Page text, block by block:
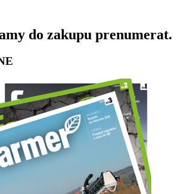
do zakupu prenumerat.